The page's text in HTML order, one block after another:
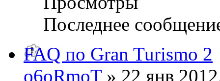
Последнее
FAQ по Gran Turismo 2
o6oRmoT» 22 янв